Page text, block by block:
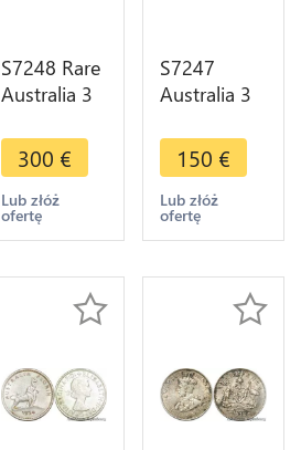
S7248 Rare
Australia 3
Edouard
1910 VII
UNC ! Silver
->Make
300 €
Lub złóż
ofertę
S7247
Australia 3
M
Melbourne
AU UNC !
Silver -
offer
150 €
Lub złóż
ofertę